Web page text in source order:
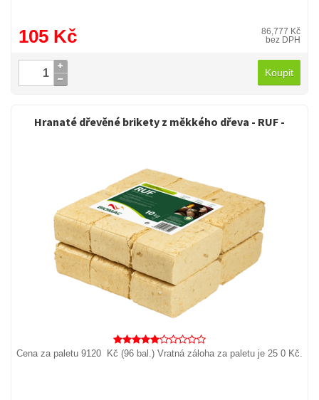
105 Kč
86,777 Kč
bez DPH
Koupit
Hranaté dřevěné brikety z měkkého dřeva - RUF -
Cena za paletu 9120 Kč (96 bal.) Vratná záloha za paletu je 25 0 Kč.